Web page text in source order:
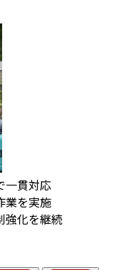
一貫対応
業を実施
強化を継続